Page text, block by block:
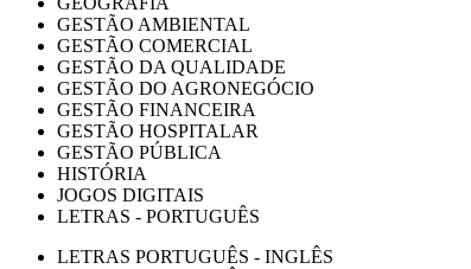
GESTÃO AMBIENTAL
GESTÃO COMERCIAL
GESTÃO DA QUALIDADE
GESTÃO DO AGRONEGÓCIO
GESTÃO FINANCEIRA
GESTÃO HOSPITALAR
GESTÃO PÚBLICA
HISTÓRIA
JOGOS DIGITAIS
LETRAS - PORTUGUÊS
LETRAS PORTUGUÊS - INGLÊS